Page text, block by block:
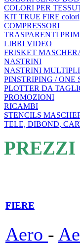
COLORI PER
KIT TRUE FIRE colori
COMPRESSORI
TRASPARENTI
LIBRI VIDEO
FRISKET
NASTRINI
NASTRINI MULTIPLI
PINSTRIPING / ONE
PLOTTER DA
PROMOZIONI
RICAMBI
STENCILS
TELE, DIBOND,
PREZZI
FIERE
Aero -